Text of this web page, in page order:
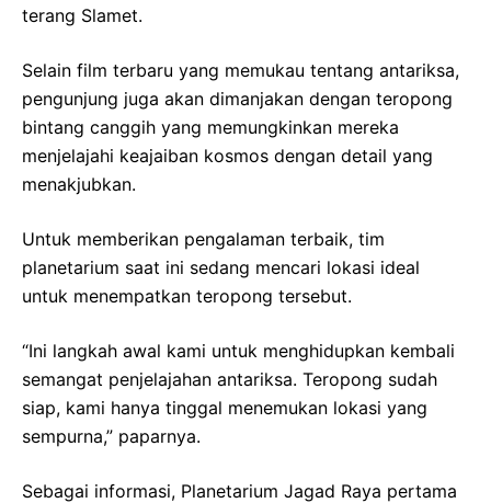
terang Slamet.
Selain film terbaru yang memukau tentang antariksa,
pengunjung juga akan dimanjakan dengan teropong
bintang canggih yang memungkinkan mereka
menjelajahi keajaiban kosmos dengan detail yang
menakjubkan.
Untuk memberikan pengalaman terbaik, tim
planetarium saat ini sedang mencari lokasi ideal
untuk menempatkan teropong tersebut.
“Ini langkah awal kami untuk menghidupkan kembali
semangat penjelajahan antariksa. Teropong sudah
siap, kami hanya tinggal menemukan lokasi yang
sempurna,” paparnya.
Sebagai informasi, Planetarium Jagad Raya pertama